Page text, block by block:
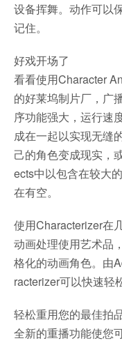
设备挥舞。动作可以
记住。
好戏开场了
看看使用Character
的好莱坞制片厂，广
序功能强大，运行速
成在一起以实现无缝
己的角色变成现实，
ects中以包含在较大
在有空。
使用Characterizer在
动画处理使用艺术品
格化的动画角色。由
racterizer可以快速轻
轻松重用您的最佳拍
全新的重播功能使您